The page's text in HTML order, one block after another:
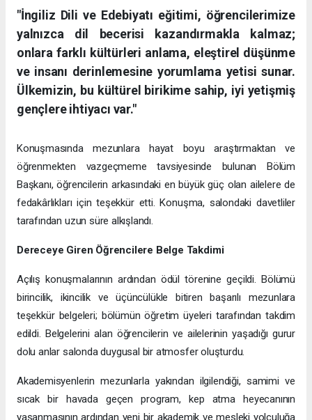
"İngiliz Dili ve Edebiyatı eğitimi, öğrencilerimize
yalnızca dil becerisi kazandırmakla kalmaz;
onlara farklı kültürleri anlama, eleştirel düşünme
ve insanı derinlemesine yorumlama yetisi sunar.
Ülkemizin, bu kültürel birikime sahip, iyi yetişmiş
gençlere ihtiyacı var."
Konuşmasında mezunlara hayat boyu araştırmaktan ve
öğrenmekten vazgeçmeme tavsiyesinde bulunan Bölüm
Başkanı, öğrencilerin arkasındaki en büyük güç olan ailelere de
fedakârlıkları için teşekkür etti. Konuşma, salondaki davetliler
tarafından uzun süre alkışlandı.
Dereceye Giren Öğrencilere Belge Takdimi
Açılış konuşmalarının ardından ödül törenine geçildi. Bölümü
birincilik, ikincilik ve üçüncülükle bitiren başarılı mezunlara
teşekkür belgeleri; bölümün öğretim üyeleri tarafından takdim
edildi. Belgelerini alan öğrencilerin ve ailelerinin yaşadığı gurur
dolu anlar salonda duygusal bir atmosfer oluşturdu.
Akademisyenlerin mezunlarla yakından ilgilendiği, samimi ve
sıcak bir havada geçen program, kep atma heyecanının